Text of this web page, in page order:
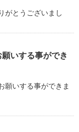
がとうございまし
いする事ができ
願いする事ができま